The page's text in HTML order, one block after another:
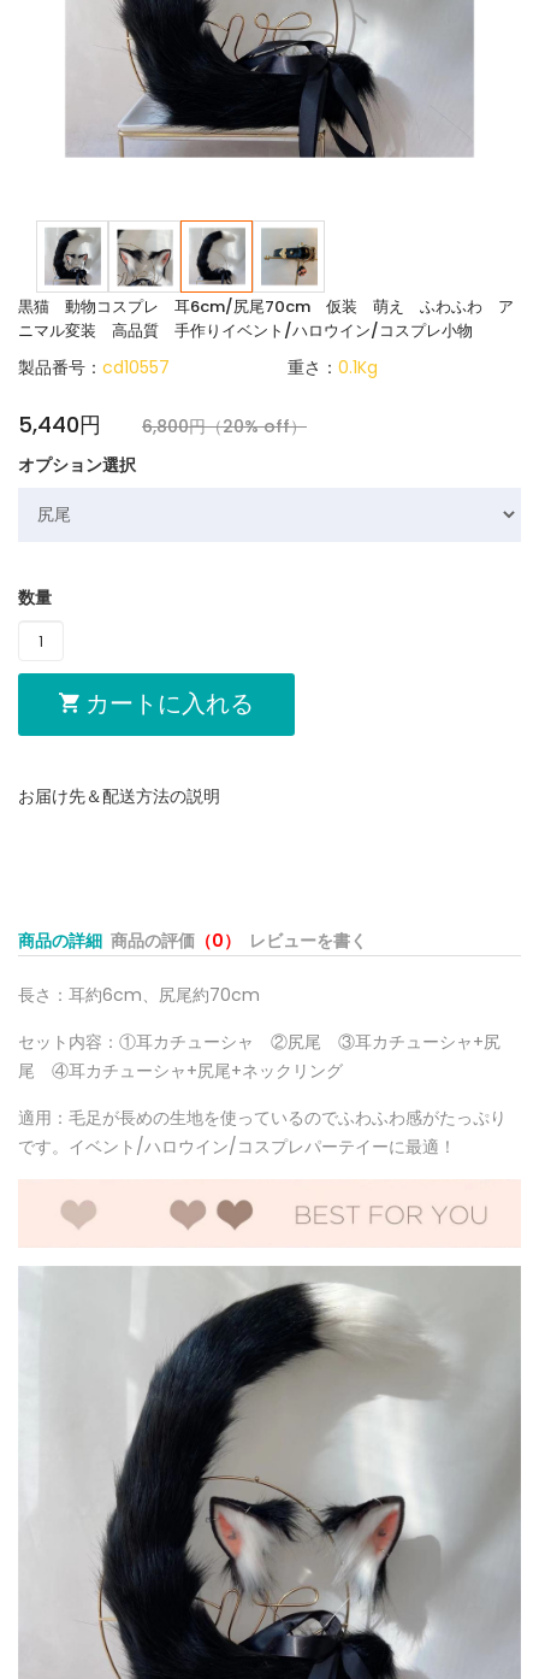
黒猫 動物コスプレ 耳6cm/尻尾70cm 仮装 萌え ふわふわ ア
ニマル変装 高品質 手作りイベント/ハロウイン/コスプレ小物
製品番号： cd10557 重さ： 0.1Kg
5,440円 6,800円（20% off）
オプション選択
数量
カートに入れる
お届け先＆配送方法の説明
商品の詳細 商品の評価 （0） レビューを書く
長さ：耳約6cm、尻尾約70cm
セット内容：①耳カチューシャ ②尻尾 ③耳カチューシャ+尻
尾 ④耳カチューシャ+尻尾+ネックリング
適用：毛足が長めの生地を使っているのでふわふわ感がたっぷり
です。イベント/ハロウイン/コスプレパーテイーに最適！